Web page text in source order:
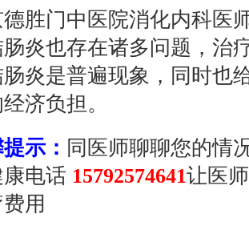
门中医院消化内科医
炎也存在诸多问题，治
炎是普遍现象，同时也
济负担。
示： 同医师聊聊您的情
电话 15792574641让医
用